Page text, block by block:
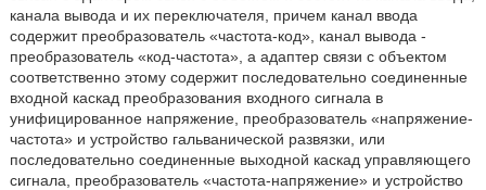
канала вывода и их переключателя, причем канал ввода
содержит преобразователь «частота-код», канал вывода -
преобразователь «код-частота», а адаптер связи с объектом
соответственно этому содержит последовательно соединенные
входной каскад преобразования входного сигнала в
унифицированное напряжение, преобразователь «напряжение-
частота» и устройство гальванической развязки, или
последовательно соединенные выходной каскад управляющего
сигнала, преобразователь «частота-напряжение» и устройство